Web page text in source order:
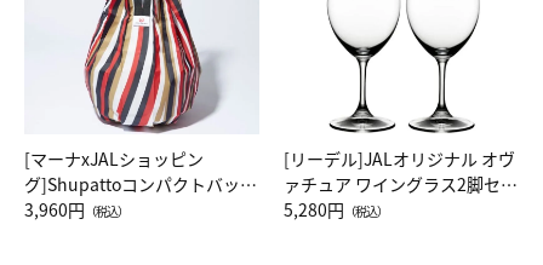
[マーナxJALショッピン
グ]Shupattoコンパクトバッグ
Drop JAL客室乗務員（LC）ス
3,960円 （税込）
[リーデル]JALオリジナル オヴ
ァチュア ワイングラス2脚セッ
ト（レッドワイン）
5,280円 （税込）